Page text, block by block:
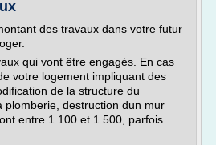
des travaux dans votre futur
qui vont être engagés. En cas
votre logement impliquant des
de la structure du
plomberie, destruction dun mur
entre 1 100 et 1 500, parfois